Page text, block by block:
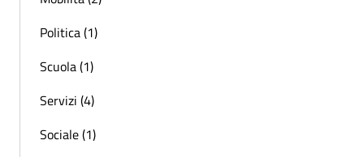
Politica (1)
Scuola (1)
Servizi (4)
Sociale (1)